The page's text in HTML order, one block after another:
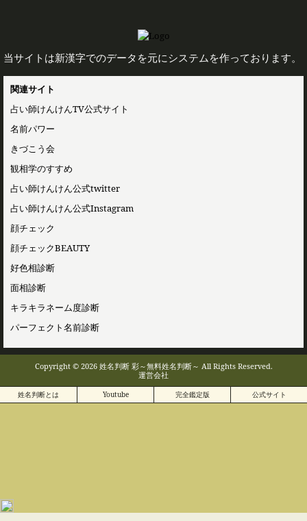
当サイトは新漢字でのデータを元にシステムを作っております。
関連サイト
占い師けんけんTV公式サイト
名前パワー
きづこう会
観相学のすすめ
占い師けんけん公式twitter
占い師けんけん公式Instagram
顔チェック
顔チェックBEAUTY
好色相診断
面相診断
キラキラネーム度診断
パーフェクト名前診断
Copyright © 2026 姓名判断 彩～無料姓名判断～ All Rights Reserved.
運営会社
姓名判断とは Youtube 完全鑑定版 公式サイト